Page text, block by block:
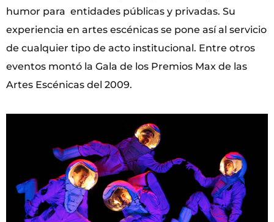
humor para entidades públicas y privadas. Su
experiencia en artes escénicas se pone así al servicio
de cualquier tipo de acto institucional. Entre otros
eventos montó la Gala de los Premios Max de las
Artes Escénicas del 2009.